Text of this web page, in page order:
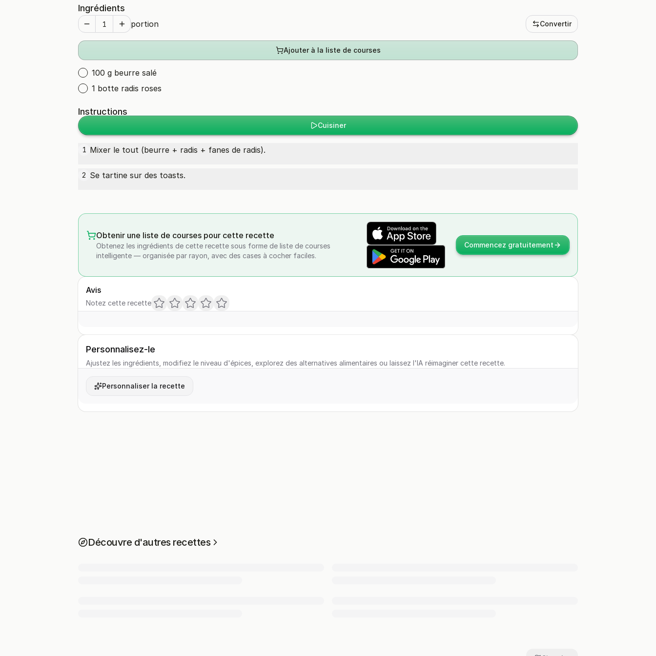
Ingrédients
portion Convertir
Ajouter à la liste de courses
100 g beurre salé
1 botte radis roses
Instructions
Cuisiner
1 Mixer le tout (beurre + radis + fanes de radis).
2 Se tartine sur des toasts.
Obtenir une liste de courses pour cette recette
Obtenez les ingrédients de cette recette sous forme de liste de courses
intelligente — organisée par rayon, avec des cases à cocher faciles.
Commencez gratuitement
Avis
Notez cette recette
Personnalisez-le
Ajustez les ingrédients, modifiez le niveau d'épices, explorez des alternatives alimentaires ou laissez l'IA réimaginer cette recette.
Personnaliser la recette
Découvre d'autres recettes